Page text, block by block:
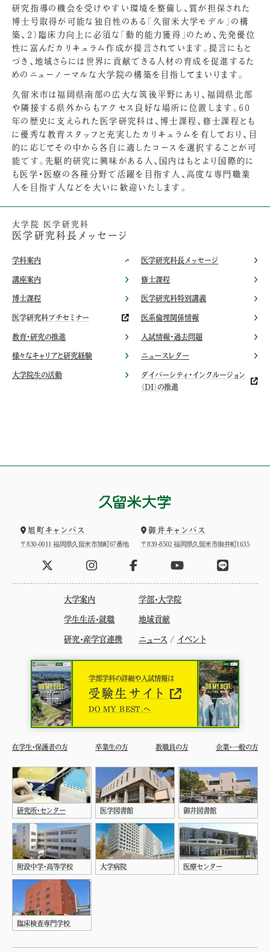
研究指導の機会を受けやすい環境を整備し、質が担保された
博士号取得が可能な独自性のある「久留米大学モデル」の構
築、2）臨床力向上に必須な「動的能力獲得」のため、先発優位
性に富んだカリキュラム作成が提言されています。提言にもと
づき、地域さらには世界に貢献できる人材の育成を促進するた
めのニューノーマルな大学院の構築を目指してまいります。
久留米市は福岡県南部の広大な筑後平野にあり、福岡県北部
や隣接する県外からもアクセス良好な場所に位置します。60
年の歴史に支えられた医学研究科は、博士課程、修士課程とも
に優秀な教育スタッフと充実したカリキュラムを有しており、目
的に応じてその中から各自に適したコースを選択することが可
能です。先駆的研究に興味がある人、国内はもとより国際的に
も医学・医療の各種分野で活躍を目指す人、高度な専門職業
人を目指す人などを大いに歓迎いたします。
大学院 医学研究科
医学研究科長メッセージ
学科案内 医学研究科長メッセージ
講座案内 修士課程
博士課程 医学研究科特別講義
医学研究科プチセミナー 医系倫理関係情報
教育・研究の推進 入試情報・過去問題
様々なキャリアと研究経験 ニュースレター
大学院生の活動
ダイバーシティ・インクルージョン
（DI）の推進
旭町キャンパス
〒830-0011 福岡県久留米市旭町67番地
御井キャンパス
〒839-8502 福岡県久留米市御井町1635
大学案内 学部・大学院
学生生活・就職 地域貢献
研究・産学官連携 ニュース / イベント
学部学科の詳細や入試情報は
受験生サイト
DO MY BEST.へ
在学生・保護者の方 卒業生の方 教職員の方 企業・一般の方
研究所・センター 医学図書館 御井図書館
附設中学・高等学校 大学病院 医療センター
臨床検査専門学校